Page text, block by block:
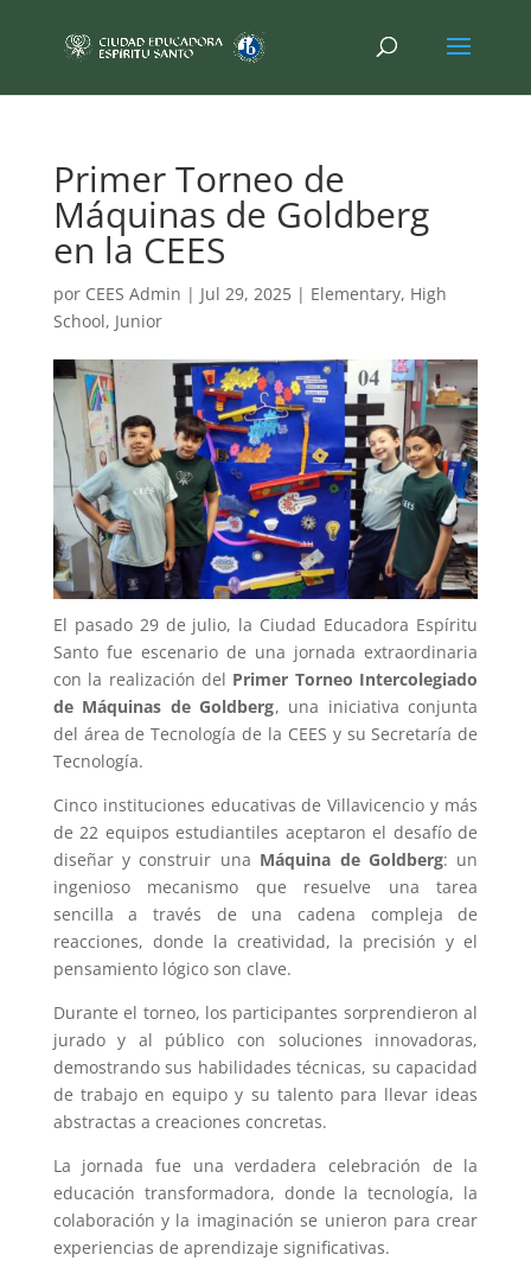
Primer Torneo de
Máquinas de Goldberg
en la CEES
por CEES Admin | Jul 29, 2025| Elementary, High
School, Junior
El pasado 29 de julio, la Ciudad Educadora Espíritu
Santo fue escenario de una jornada extraordinaria
con la realización del Primer Torneo Intercolegiado
de Máquinas de Goldberg, una iniciativa conjunta
del área de Tecnología de la CEES y su Secretaría de
Tecnología.
Cinco instituciones educativas de Villavicencio y más
de 22 equipos estudiantiles aceptaron el desafío de
diseñar y construir una Máquina de Goldberg: un
ingenioso mecanismo que resuelve una tarea
sencilla a través de una cadena compleja de
reacciones, donde la creatividad, la precisión y el
pensamiento lógico son clave.
Durante el torneo, los participantes sorprendieron al
jurado y al público con soluciones innovadoras,
demostrando sus habilidades técnicas, su capacidad
de trabajo en equipo y su talento para llevar ideas
abstractas a creaciones concretas.
La jornada fue una verdadera celebración de la
educación transformadora, donde la tecnología, la
colaboración y la imaginación se unieron para crear
experiencias de aprendizaje significativas.